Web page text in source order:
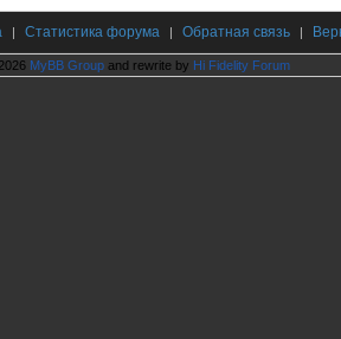
| Статистика форума | Обратная связь |
MyBB Group and rewrite by Hi Fidelity Forum